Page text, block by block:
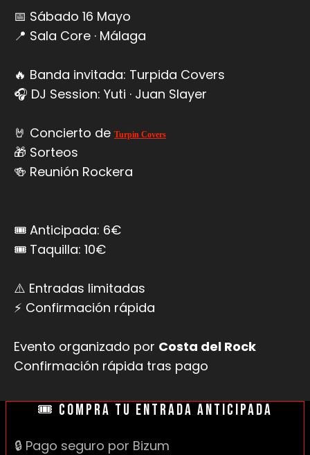
📅 Sábado 16 Mayo
📍 Sala Core · Málaga
🔥 Banda invitada: Turpida Covers
🎧 DJ Session: Yuti · Juan Slayer
🤘 Concierto de Turpin Covers
🎁 Sorteos
🍻 Reunión Rockera
🎟 Anticipada: 6€
🎟 Taquilla: 10€
⚠️ Entradas limitadas
⚡ Confirmación rápida
Evento organizado por Costa del Rock
Confirmación rápida tras pago
🎟 COMPRA TU ENTRADA ANTICIPADA
🔒 Pago seguro por Bizum